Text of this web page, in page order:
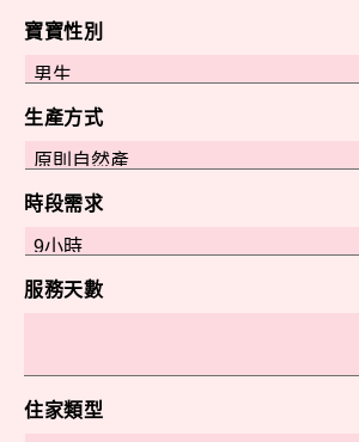
寶寶性別
生產方式
時段需求
服務天數
住家類型